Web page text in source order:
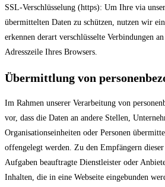
SSL-Verschlüsselung (https): Um Ihre via
übermittelten Daten zu schützen, nutzen wir
erkennen derart verschlüsselte Verbindungen
Adresszeile Ihres Browsers.
Übermittlung von
Im Rahmen unserer Verarbeitung von
vor, dass die Daten an andere Stellen,
Organisationseinheiten oder Personen
offengelegt werden. Zu den Empfängern
Aufgaben beauftragte Dienstleister oder
Inhalten, die in eine Webseite eingebunden